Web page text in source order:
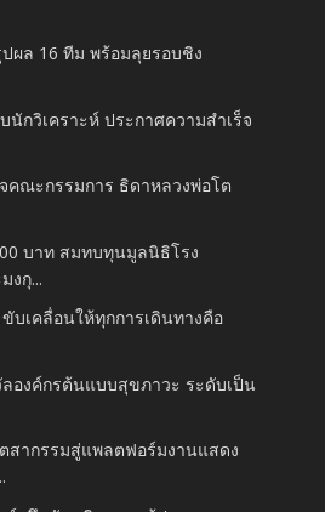
ผล 16 ทีม พร้อมลุยรอบชิง
นักวิเคราะห์ ประกาศความสำเร็จ
คณะกรรมการ ธิดาหลวงพ่อโต
บาท สมทบทุนมูลนิธิโรง
งกุ...
บเคลื่อนให้ทุกการเดินทางคือ
ลองค์กรต้นแบบสุขภาวะ ระดับเป็น
สากรรมสู่แพลตฟอร์มงานแสดง